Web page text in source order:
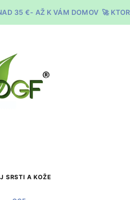
35 €- AŽ K VÁM DOMOV 🚀
SRSTI A KOŽE